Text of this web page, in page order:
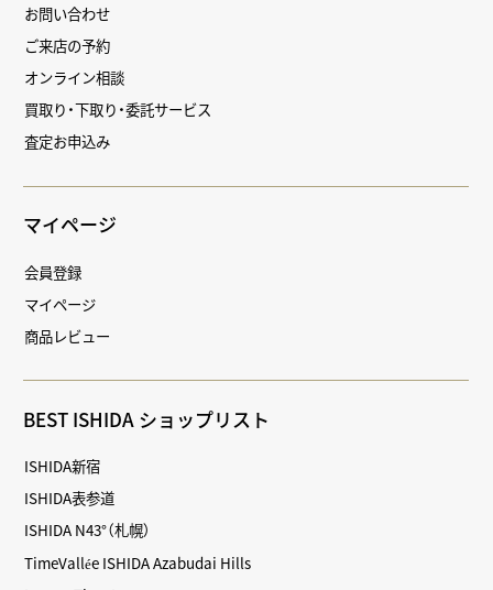
お問い合わせ
ご来店の予約
オンライン相談
買取り・下取り・委託サービス
査定お申込み
マイページ
会員登録
マイページ
商品レビュー
BEST ISHIDA ショップリスト
ISHIDA新宿
ISHIDA表参道
ISHIDA N43°（札幌）
TimeVallée ISHIDA Azabudai Hills